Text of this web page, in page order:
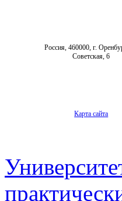
Россия, 460000, г.
Советская, 6
Карта сайта